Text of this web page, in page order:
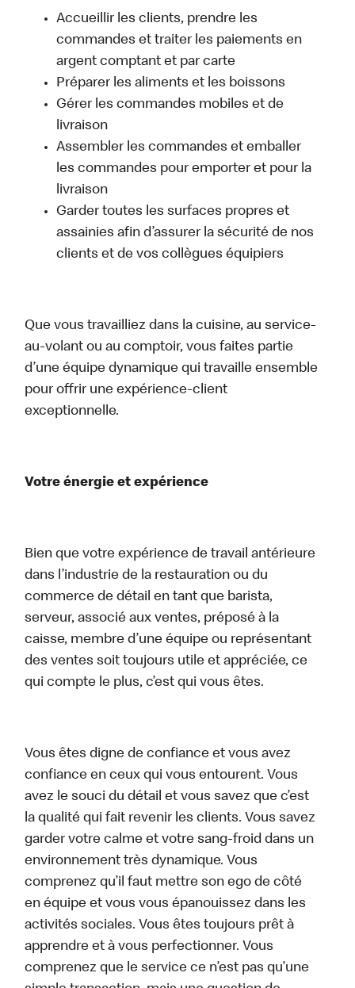
Accueillir les clients, prendre les
commandes et traiter les paiements en
argent comptant et par carte
Préparer les aliments et les boissons
Gérer les commandes mobiles et de
livraison
Assembler les commandes et emballer
les commandes pour emporter et pour la
livraison
Garder toutes les surfaces propres et
assainies afin d’assurer la sécurité de nos
clients et de vos collègues équipiers
Que vous travailliez dans la cuisine, au service-
au-volant ou au comptoir, vous faites partie
d’une équipe dynamique qui travaille ensemble
pour offrir une expérience-client
exceptionnelle.
Votre énergie et expérience
Bien que votre expérience de travail antérieure
dans l’industrie de la restauration ou du
commerce de détail en tant que barista,
serveur, associé aux ventes, préposé à la
caisse, membre d’une équipe ou représentant
des ventes soit toujours utile et appréciée, ce
qui compte le plus, c’est qui vous êtes.
Vous êtes digne de confiance et vous avez
confiance en ceux qui vous entourent. Vous
avez le souci du détail et vous savez que c’est
la qualité qui fait revenir les clients. Vous savez
garder votre calme et votre sang-froid dans un
environnement très dynamique. Vous
comprenez qu’il faut mettre son ego de côté
en équipe et vous vous épanouissez dans les
activités sociales. Vous êtes toujours prêt à
apprendre et à vous perfectionner. Vous
comprenez que le service ce n’est pas qu’une